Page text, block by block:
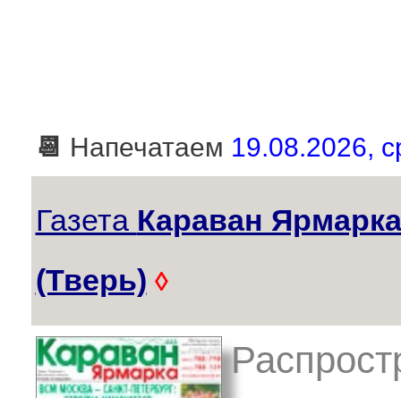
📆 Напечатаем 19.08.2026,
Газета Караван Ярмарка
(Тверь) ◊